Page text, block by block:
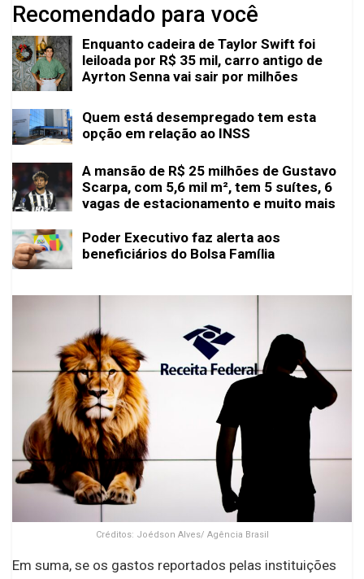
Recomendado para você
Enquanto cadeira de Taylor Swift foi
leiloada por R$ 35 mil, carro antigo de
Ayrton Senna vai sair por milhões
Quem está desempregado tem esta
opção em relação ao INSS
A mansão de R$ 25 milhões de Gustavo
Scarpa, com 5,6 mil m², tem 5 suítes, 6
vagas de estacionamento e muito mais
Poder Executivo faz alerta aos
beneficiários do Bolsa Família
Créditos: Joédson Alves/ Agência Brasil
Em suma, se os gastos reportados pelas instituições